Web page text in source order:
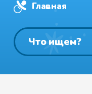
Главная